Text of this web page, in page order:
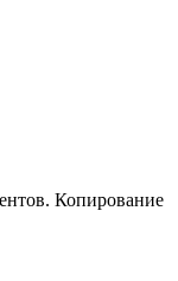
Копирование